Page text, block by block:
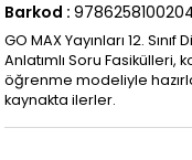
Barkod :
GO MAX Yayınları 12.
Anlatımlı Soru
öğrenme modeliyle
kaynakta ilerler.